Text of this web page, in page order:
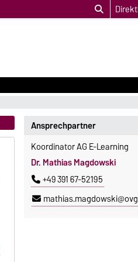
Ansprechpartner
Koordinator AG E-Learning
Dr. Mathias Magdowski
+49 391 67-52195